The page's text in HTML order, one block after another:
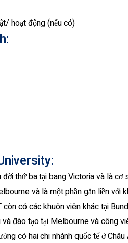
hoạt động (nếu có)
thứ ba tại bang Victoria và là
và là một phần gắn liền với
còn có các khuôn viên khác tại
đào tạo tại Melbourne và công
có hai chi nhánh quốc tế ở